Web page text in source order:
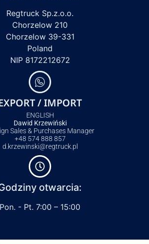
Regtruck Sp.z.o.o.
Chorzelow 210
Chorzelow 39-331
Poland
NIP 8172212672
/ IMPORT
ENGLISH
Dawid Krzewiński
Sales & Purchases Manager
+48 574 888 857
d.krzewinski@regtruck.pl
otwarcia:
Pon. - Pt. 7:00 – 15:00